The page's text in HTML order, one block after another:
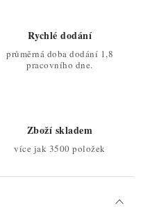
Rychlé dodání
průměrná doba dodání 1,8
pracovního dne.
Zboží skladem
více jak 3500 položek